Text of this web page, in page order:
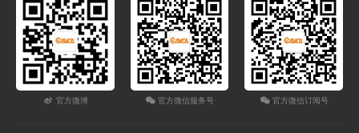
官方微博 官方微信服务号 官方微信订阅号